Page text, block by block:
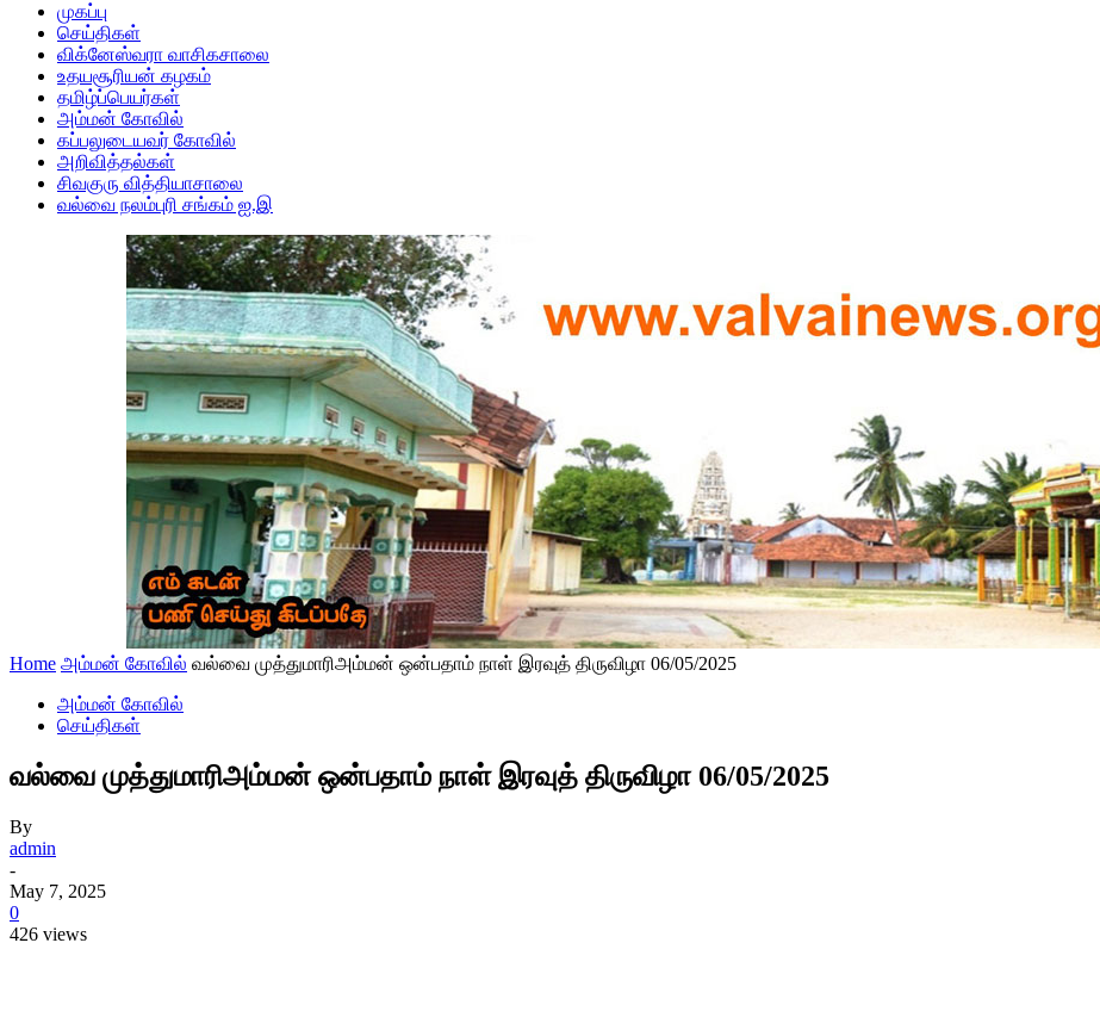
முகப்பு
செய்திகள்
விக்னேஸ்வரா வாசிகசாலை
உதயசூரியன் கழகம்
தமிழ்ப்பெயர்கள்
அம்மன் கோவில்
கப்பலுடையவர் கோவில்
அறிவித்தல்கள்
சிவகுரு வித்தியாசாலை
வல்வை நலம்புரி சங்கம் ஐ.இ
Home அம்மன் கோவில் வல்வை முத்துமாரிஅம்மன் ஒன்பதாம் நாள் இரவுத் திருவிழா 06/05/2025
அம்மன் கோவில்
செய்திகள்
வல்வை முத்துமாரிஅம்மன் ஒன்பதாம் நாள் இரவுத் திருவிழா 06/05/2025
By
admin
-
May 7, 2025
0
426 views